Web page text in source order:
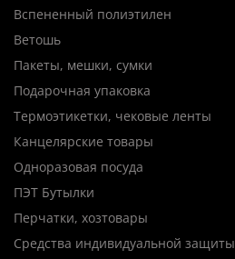
Вспененный полиэтилен
Ветошь
Пакеты, мешки, сумки
Подарочная упаковка
Термоэтикетки, чековые ленты
Канцелярские товары
Одноразовая посуда
ПЭТ Бутылки
Перчатки, хозтовары
Средства индивидуальной защиты